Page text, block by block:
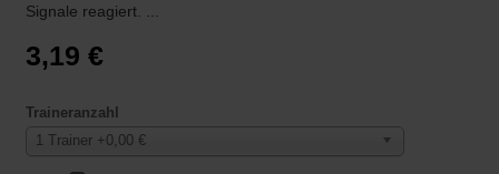
Signale reagiert. ...
3,19 €
Traineranzahl
1 Trainer +0,00 €